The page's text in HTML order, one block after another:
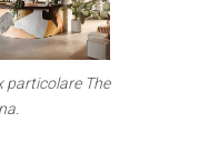
particolare The